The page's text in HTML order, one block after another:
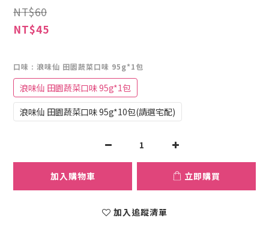
NT$60
NT$45
口味 : 浪味仙 田園蔬菜口味 95g*1包
浪味仙 田園蔬菜口味 95g*1包
浪味仙 田園蔬菜口味 95g*10包(請選宅配)
加入購物車 立即購買
加入追蹤清單